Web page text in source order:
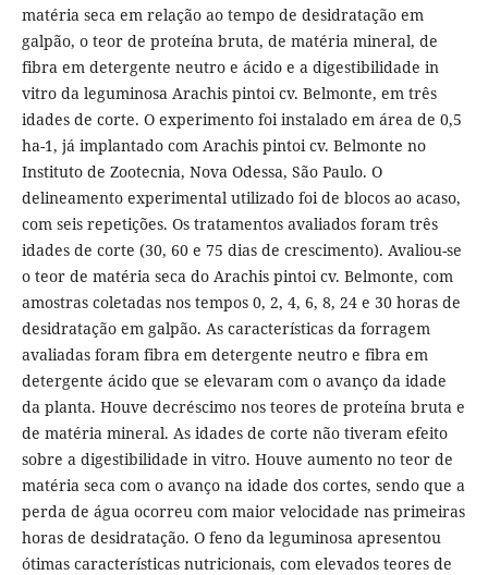
matéria seca em relação ao tempo de desidratação em
galpão, o teor de proteína bruta, de matéria mineral, de
fibra em detergente neutro e ácido e a digestibilidade in
vitro da leguminosa Arachis pintoi cv. Belmonte, em três
idades de corte. O experimento foi instalado em área de 0,5
ha-1, já implantado com Arachis pintoi cv. Belmonte no
Instituto de Zootecnia, Nova Odessa, São Paulo. O
delineamento experimental utilizado foi de blocos ao acaso,
com seis repetições. Os tratamentos avaliados foram três
idades de corte (30, 60 e 75 dias de crescimento). Avaliou-se
o teor de matéria seca do Arachis pintoi cv. Belmonte, com
amostras coletadas nos tempos 0, 2, 4, 6, 8, 24 e 30 horas de
desidratação em galpão. As características da forragem
avaliadas foram fibra em detergente neutro e fibra em
detergente ácido que se elevaram com o avanço da idade
da planta. Houve decréscimo nos teores de proteína bruta e
de matéria mineral. As idades de corte não tiveram efeito
sobre a digestibilidade in vitro. Houve aumento no teor de
matéria seca com o avanço na idade dos cortes, sendo que a
perda de água ocorreu com maior velocidade nas primeiras
horas de desidratação. O feno da leguminosa apresentou
ótimas características nutricionais, com elevados teores de